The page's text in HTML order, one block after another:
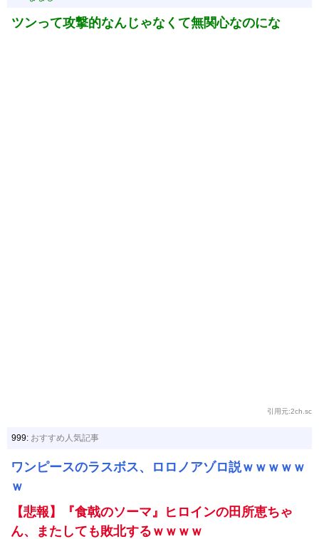
ツンって攻撃的なんじゃなくて無関心なのにな
引用元:2ch.sc
999: おすすめ人気記事
ワンピースのラスボス、ロロノアゾロ説ｗｗｗｗｗ
ｗ
【悲報】『食戟のソーマ』ヒロインの田所恵ちゃ
ん、またしても敗北するｗｗｗｗ